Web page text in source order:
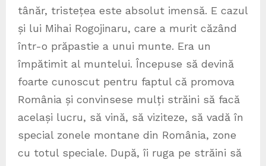
tânăr, tristețea este absolut imensă. E cazul
și lui Mihai Rogojinaru, care a murit căzând
într-o prăpastie a unui munte. Era un
împătimit al muntelui. Începuse să devină
foarte cunoscut pentru faptul că promova
România și convinsese mulți străini să facă
același lucru, să vină, să viziteze, să vadă în
special zonele montane din România, zone
cu totul speciale. După, îi ruga pe străini să